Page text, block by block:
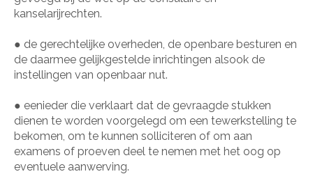
kanselarijrechten.
● de gerechtelijke overheden, de openbare besturen en
de daarmee gelijkgestelde inrichtingen alsook de
instellingen van openbaar nut.
● eenieder die verklaart dat de gevraagde stukken
dienen te worden voorgelegd om een tewerkstelling te
bekomen, om te kunnen solliciteren of om aan
examens of proeven deel te nemen met het oog op
eventuele aanwerving.